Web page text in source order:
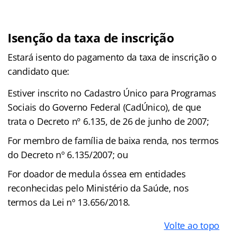
Isenção da taxa de inscrição
Estará isento do pagamento da taxa de inscrição o
candidato que:
Estiver inscrito no Cadastro Único para Programas
Sociais do Governo Federal (CadÚnico), de que
trata o Decreto nº 6.135, de 26 de junho de 2007;
For membro de família de baixa renda, nos termos
do Decreto nº 6.135/2007; ou
For doador de medula óssea em entidades
reconhecidas pelo Ministério da Saúde, nos
termos da Lei nº 13.656/2018.
Volte ao topo